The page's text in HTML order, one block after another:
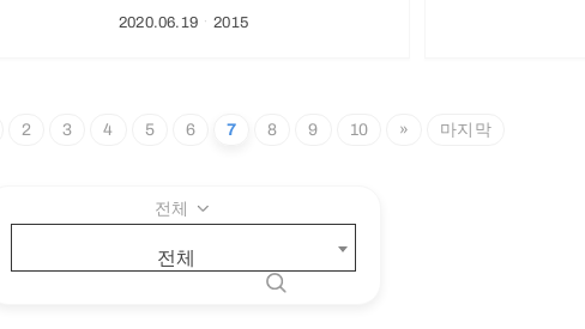
2020.06.19ㆍ2015
2 3 4 5 6 7 8 9 10 » 마지막
전체
전체